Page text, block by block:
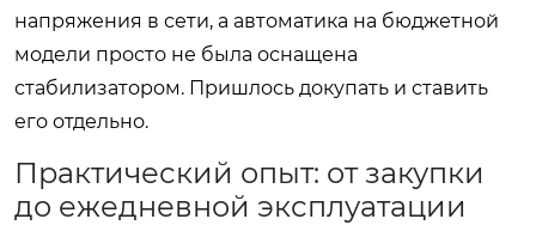
напряжения в сети, а автоматика на бюджетной
модели просто не была оснащена
стабилизатором. Пришлось докупать и ставить
его отдельно.
Практический опыт: от закупки
до ежедневной эксплуатации